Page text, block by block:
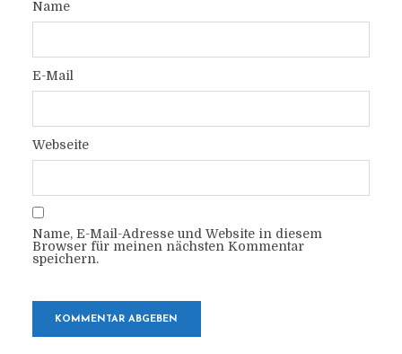
Name
E-Mail
Webseite
Name, E-Mail-Adresse und Website in diesem
Browser für meinen nächsten Kommentar
speichern.